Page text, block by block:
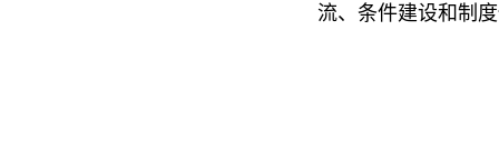
流、条件建设和制